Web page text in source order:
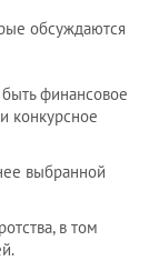
обсуждаются
финансовое
конкурсное
выбранной
в том